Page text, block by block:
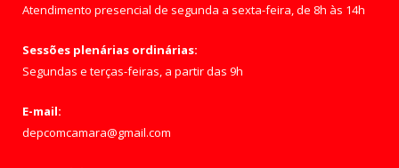
Atendimento presencial de segunda a sexta-feira, de 8h às 14h
Sessões plenárias ordinárias:
Segundas e terças-feiras, a partir das 9h
E-mail:
depcomcamara@gmail.com